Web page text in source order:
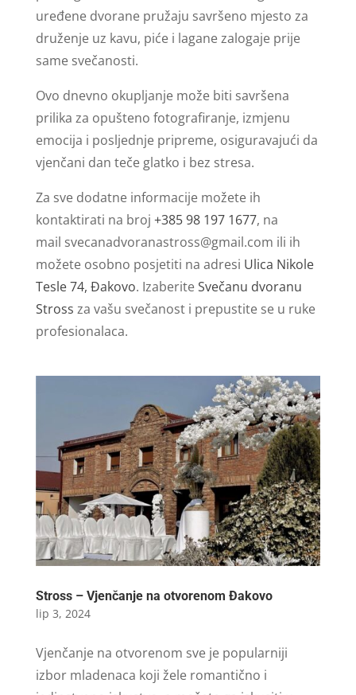
uređene dvorane pružaju savršeno mjesto za
druženje uz kavu, piće i lagane zalogaje prije
same svečanosti.
Ovo dnevno okupljanje može biti savršena
prilika za opušteno fotografiranje, izmjenu
emocija i posljednje pripreme, osiguravajući da
vjenčani dan teče glatko i bez stresa.
Za sve dodatne informacije možete ih
kontaktirati na broj +385 98 197 1677, na
mail svecanadvoranastross@gmail.com ili ih
možete osobno posjetiti na adresi Ulica Nikole
Tesle 74, Đakovo. IzaberiteSvečanu dvoranu
Stross za vašu svečanost i prepustite se u ruke
profesionalaca.
Stross – Vjenčanje na otvorenom Đakovo
lip 3, 2024
Vjenčanje na otvorenom sve je popularniji
izbor mladenaca koji žele romantično i